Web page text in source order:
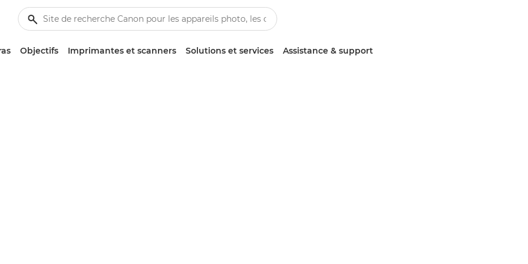
Objectifs Imprimantes et scanners Solutions et services Assistance & support